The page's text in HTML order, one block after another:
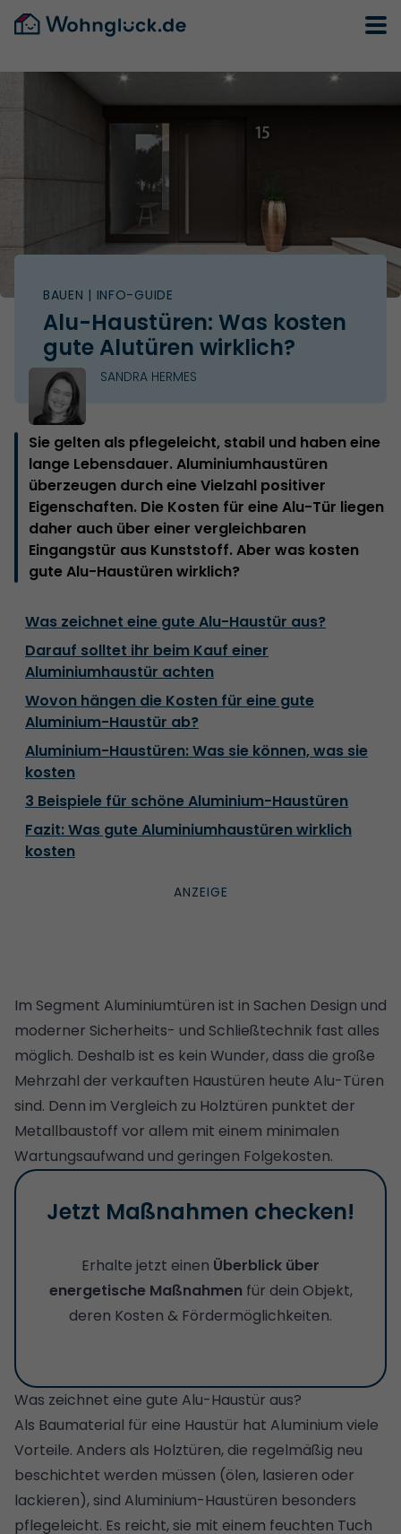
BAUEN | INFO-GUIDE
Alu-Haustüren: Was kosten
gute Alutüren wirklich?
SANDRA HERMES
Sie gelten als pflegeleicht, stabil und haben eine
lange Lebensdauer. Aluminiumhaustüren
überzeugen durch eine Vielzahl positiver
Eigenschaften. Die Kosten für eine Alu-Tür liegen
daher auch über einer vergleichbaren
Eingangstür aus Kunststoff. Aber was kosten
gute Alu-Haustüren wirklich?
Was zeichnet eine gute Alu-Haustür aus?
Darauf solltet ihr beim Kauf einer
Aluminiumhaustür achten
Wovon hängen die Kosten für eine gute
Aluminium-Haustür ab?
Aluminium-Haustüren: Was sie können, was sie
kosten
3 Beispiele für schöne Aluminium-Haustüren
Fazit: Was gute Aluminiumhaustüren wirklich
kosten
Im Segment Aluminiumtüren ist in Sachen Design und
moderner Sicherheits- und Schließtechnik fast alles
möglich. Deshalb ist es kein Wunder, dass die große
Mehrzahl der verkauften Haustüren heute Alu-Türen
sind. Denn im Vergleich zu Holztüren punktet der
Metallbaustoff vor allem mit einem minimalen
Wartungsaufwand und geringen Folgekosten.
Jetzt Maßnahmen checken!
Erhalte jetzt einen Überblick über
energetische Maßnahmen für dein Objekt,
deren Kosten & Fördermöglichkeiten.
Was zeichnet eine gute Alu-Haustür aus?
Als Baumaterial für eine Haustür hat Aluminium viele
Vorteile. Anders als Holztüren, die regelmäßig neu
beschichtet werden müssen (ölen, lasieren oder
lackieren), sind Aluminium-Haustüren besonders
pflegeleicht. Es reicht, sie mit einem feuchten Tuch